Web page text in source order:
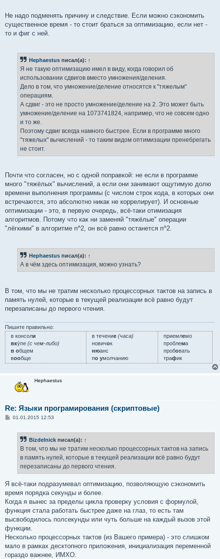
Не надо подменять причину и следствие. Если можно сэкономить
существенное время - то стоит браться за оптимизацию, если нет -
то и фиг с ней.
Hephaestus писал(а): ↑
Я не такую оптимизацию имел в виду, когда говорил об
использовании сдвигов вместо умножения/деления.
Дело в том, что умножение/деление относятся к "тяжелым"
операциям.
А сдвиг - это не просто умножение/деление на 2. Это может быть
умножение/деление на 1073741824, например, что не совсем одно
и то же.
Поэтому сдвиг всегда намного быстрее. Если в программе много
"тяжелых" вычислений - то таким видом оптимизации пренебрегать
не стоит.
Почти что согласен, но с одной поправкой: не если в программе
много "тяжёлых" вычислений, а если они занимают ощутимую долю
времени выполнения программы (с числом строк кода, в которых они
встречаются, это абсолютно никак не коррелирует). И основные
оптимизации - это, в первую очередь, всё-таки отимизация
алгоритмов. Потому что как ни заменяй "тяжёлые" операции
"лёгкими" в алгоритме n^2, он всё равно останется n^2.
Hephaestus писал(а): ↑
А в чём здесь оптимизация, можно узнать?
В том, что мы не тратим несколько процессорных тактов на запись в
память нулей, которые в текущей реализации всё равно будут
перезаписаны до первого чтения.
Пишите правильно:
в консоли
вку́пе (с чем-либо)
в общем
вообще
в течение (часа)
новичок
нюанс
по умолчанию
приемлемо
проблема
пробовать
трафик
Hephaestus
Re: Языки програмирования (скриптовые)
С01.01.2015 12:53
Bizdelnick писал(а): ↑
В том, что мы не тратим несколько процессорных тактов на запись
в память нулей, которые в текущей реализации всё равно будут
перезаписаны до первого чтения.
Я всё-таки подразумевал оптимизацию, позволяющую сэкономить
время порядка секунды и более.
Когда я вынес за пределы цикла проверку условия с формулой,
функция стала работать быстрее даже на глаз, то есть там
высвободилось полсекунды или чуть больше на каждый вызов этой
функции.
Несколько процессорных тактов (из Вашего примера) - это слишком
мало в рамках десктопного приложения, инициализация переменной
гораздо важнее, ИМХО.